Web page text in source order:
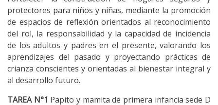
protectores para niños y niñas, mediante la promoción
de espacios de reflexión orientados al reconocimiento
del rol, la responsabilidad y la capacidad de incidencia
de los adultos y padres en el presente, valorando los
aprendizajes del pasado y proyectando prácticas de
crianza conscientes y orientadas al bienestar integral y
al desarrollo futuro.
TAREA N°1 Papito y mamita de primera infancia sede D